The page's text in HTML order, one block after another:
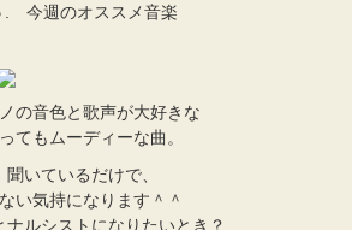
. 今週のオススメ音楽
の音色と歌声が大好きな
てもムーディーな曲。
聞いているだけで、
い気持になります＾＾
ナルシストになりたいとき？